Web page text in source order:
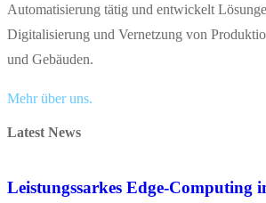
Automatisierung tätig und entwickelt
Digitalisierung und Vernetzung von
und Gebäuden.
Mehr über uns.
Latest News
Leistungssarkes Edge-Computing